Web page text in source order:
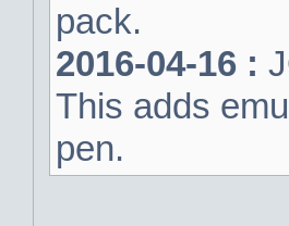
pack.
2016-04-16 :
This adds
pen.